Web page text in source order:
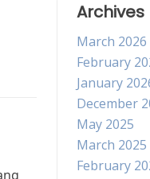
Archives
March 2026
February
January
December
May 2025
March 2025
February